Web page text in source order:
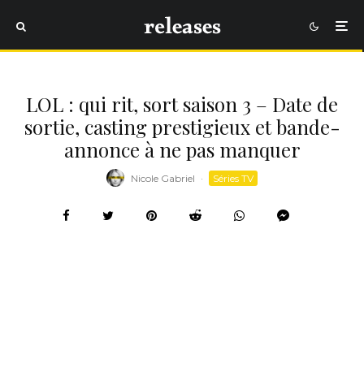
LOL : qui rit, sort saison 3 – Date de
sortie, casting prestigieux et bande-
annonce à ne pas manquer
Nicole Gabriel · Séries TV